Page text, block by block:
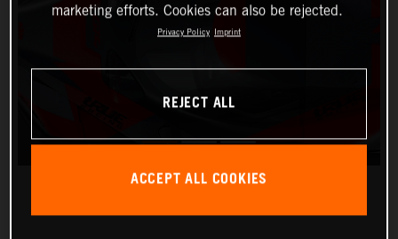
marketing efforts. Cookies can also be rejected.
Privacy Policy Imprint
REJECT ALL
ACCEPT ALL COOKIES